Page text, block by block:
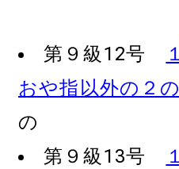
第９級12号
おや指以外の２
の
第９級13号